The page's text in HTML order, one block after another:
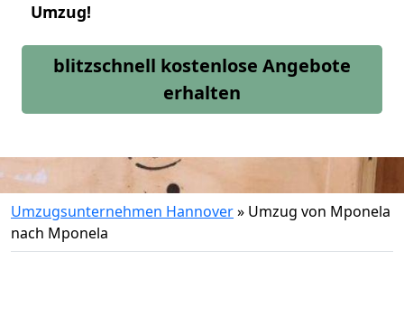
Umzug!
blitzschnell kostenlose Angebote
erhalten
Umzugsunternehmen Hannover» Umzug von Mponela
nach Mponela